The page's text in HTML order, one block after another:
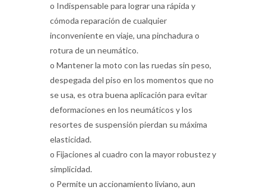
o Indispensable para lograr una rápida y
cómoda reparación de cualquier
inconveniente en viaje, una pinchadura o
rotura de un neumático.
o Mantener la moto con las ruedas sin peso,
despegada del piso en los momentos que no
se usa, es otra buena aplicación para evitar
deformaciones en los neumáticos y los
resortes de suspensión pierdan su máxima
elasticidad.
o Fijaciones al cuadro con la mayor robustez y
simplicidad.
o Permite un accionamiento liviano, aun